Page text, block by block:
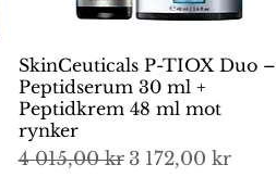
Hurtigvisning
SkinCeuticals P-TIOX Duo –
Peptidserum 30 ml +
Peptidkrem 48 ml mot
rynker
Vanlig pris
4 015,00 kr Salgspris
3 172,00 kr